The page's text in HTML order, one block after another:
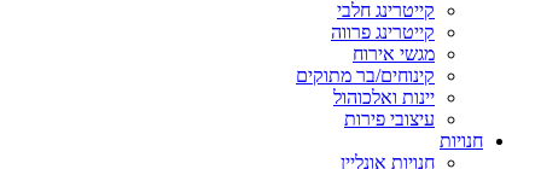
קייטרינג חלבי
קייטרינג פרווה
מגשי אירוח
קינוחים/בר מתוקים
יינות ואלכוהול
עיצובי פירות
חנויות
חנויות אונליין